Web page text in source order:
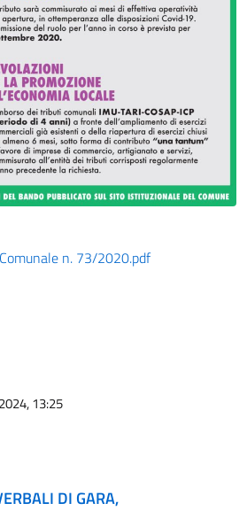
n. 73/2020.pdf
13:25
DI GARA,